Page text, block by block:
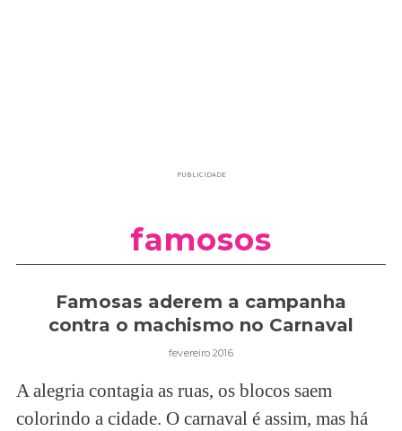
PUBLICIDADE
famosos
Famosas aderem a campanha
contra o machismo no Carnaval
fevereiro 2016
A alegria contagia as ruas, os blocos saem
colorindo a cidade. O carnaval é assim, mas há